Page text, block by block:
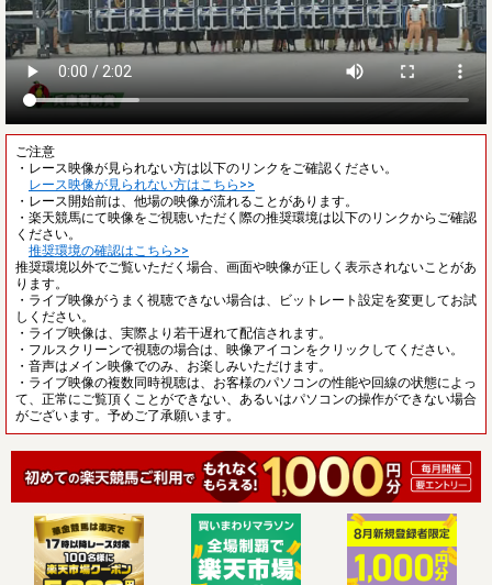
ご注意
・レース映像が見られない方は以下のリンクをご確認ください。
レース映像が見られない方はこちら>>
・レース開始前は、他場の映像が流れることがあります。
・楽天競馬にて映像をご視聴いただく際の推奨環境は以下のリンクからご確認
ください。
推奨環境の確認はこちら>>
推奨環境以外でご覧いただく場合、画面や映像が正しく表示されないことがあ
ります。
・ライブ映像がうまく視聴できない場合は、ビットレート設定を変更してお試
しください。
・ライブ映像は、実際より若干遅れて配信されます。
・フルスクリーンで視聴の場合は、映像アイコンをクリックしてください。
・音声はメイン映像でのみ、お楽しみいただけます。
・ライブ映像の複数同時視聴は、お客様のパソコンの性能や回線の状態によっ
て、正常にご覧頂くことができない、あるいはパソコンの操作ができない場合
がございます。予めご了承願います。